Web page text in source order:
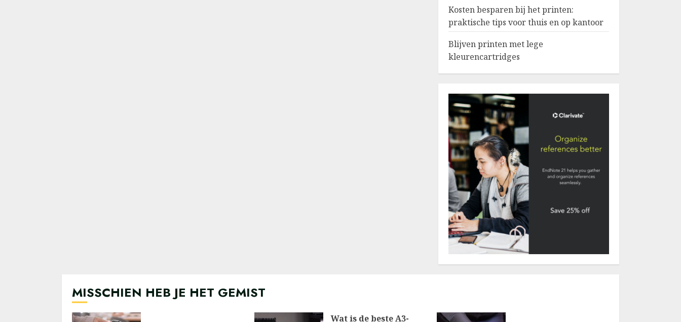
Kosten besparen bij het printen:
praktische tips voor thuis en op kantoor
Blijven printen met lege
kleurencartridges
MISSCHIEN HEB JE HET GEMIST
Wat is de beste A3-